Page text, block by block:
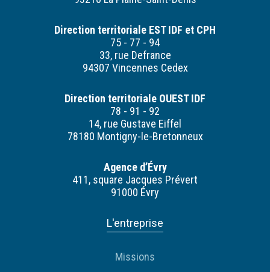
Direction territoriale EST IDF et CPH
75 - 77 - 94
33, rue Defrance
94307 Vincennes Cedex
Direction territoriale OUEST IDF
78 - 91 - 92
14, rue Gustave Eiffel
78180 Montigny-le-Bretonneux
Agence d’Évry
411, square Jacques Prévert
91000 Évry
L'entreprise
Missions